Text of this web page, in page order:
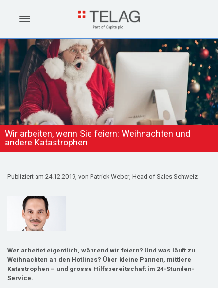
Wir arbeiten, wenn Sie feiern: Weihnachten und
andere Katastrophen
Publiziert am 24.12.2019, von Patrick Weber, Head of Sales Schweiz
Wer arbeitet eigentlich, während wir feiern? Und was läuft zu
Weihnachten an den Hotlines? Über kleine Pannen, mittlere
Katastrophen – und grosse Hilfsbereitschaft im 24-Stunden-
Service.